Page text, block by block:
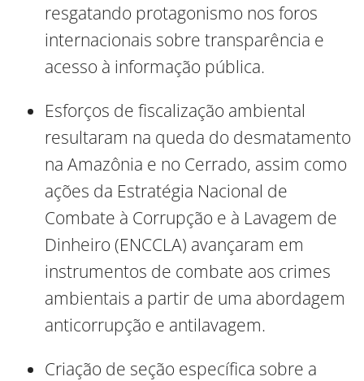
resgatando protagonismo nos foros
internacionais sobre transparência e
acesso à informação pública.
Esforços de fiscalização ambiental
resultaram na queda do desmatamento
na Amazônia e no Cerrado, assim como
ações da Estratégia Nacional de
Combate à Corrupção e à Lavagem de
Dinheiro (ENCCLA) avançaram em
instrumentos de combate aos crimes
ambientais a partir de uma abordagem
anticorrupção e antilavagem.
Criação de seção específica sobre a